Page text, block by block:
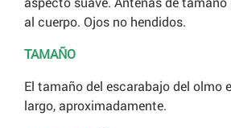
al cuerpo. Ojos no hendidos.
TAMAÑO
El tamaño del escarabajo del olmo
largo, aproximadamente.